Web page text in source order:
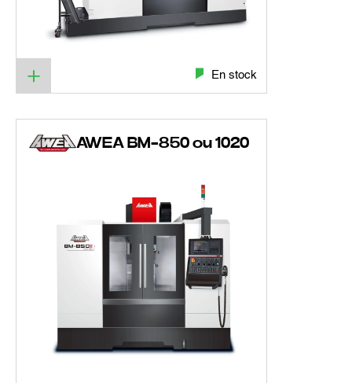
En stock
AWEA BM-850 ou 1020